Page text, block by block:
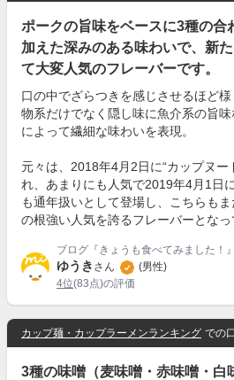
ポークの旨味をベースに3種の合
加えた深みのある味わいで、新
て大変人気のフレーバーです。
口の中でざらつきを感じさせるほど
物系だけでなく隠し味に魚介系の旨
によって繊細な味わいを表現。
元々は、2018年4月2日に“カップヌー
れ、あまりにも人気で2019年4月1日
も通年扱いとして登場し、こちらも
の根強い人気を誇るフレーバーとなっ
ブログ『きょうも食べてみました！
ゆうき さん
(男性)
4位(83点)の評価
カップ麺・カップラーメンランキング での
3種の味噌（麦味噌・赤味噌・白